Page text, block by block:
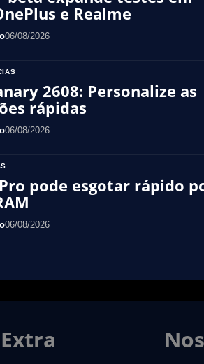
e Realme
06/08/2026
2608: Personalize as
rápidas
06/08/2026
pode esgotar rápido
06/08/2026
Extra